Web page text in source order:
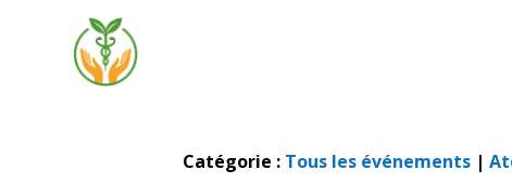
Catégorie : Tous les événements |